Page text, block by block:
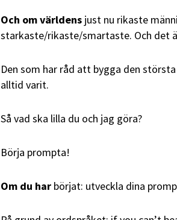
Och om världens just nu rikaste
starkaste/rikaste/smartaste. Och det
Den som har råd att bygga den
alltid varit.
Så vad ska lilla du och jag göra?
Börja prompta!
Om du har börjat: utveckla dina